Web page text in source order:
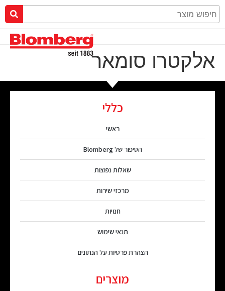
אלקטרו סומאר
כללי
ראשי
הסיפור של Blomberg
שאלות נפוצות
מרכזי שירות
חנויות
תנאי שימוש
הצהרת פרטיות על הנתונים
מוצרים